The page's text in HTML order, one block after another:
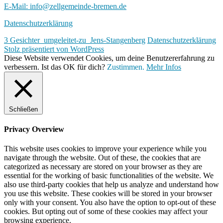
E-Mail: info@zellgemeinde-bremen.de
Datenschutzerklärung
3 Gesichter_umgeleitet-zu_Jens-Stangenberg Datenschutzerklärung
Stolz präsentiert von WordPress
Diese Website verwendet Cookies, um deine Benutzererfahrung zu
verbessern. Ist das OK für dich? Zustimmen. Mehr Infos
Schließen
Privacy Overview
This website uses cookies to improve your experience while you
navigate through the website. Out of these, the cookies that are
categorized as necessary are stored on your browser as they are
essential for the working of basic functionalities of the website. We
also use third-party cookies that help us analyze and understand how
you use this website. These cookies will be stored in your browser
only with your consent. You also have the option to opt-out of these
cookies. But opting out of some of these cookies may affect your
browsing experience.